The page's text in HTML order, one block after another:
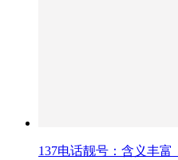
137电话靓号：含义丰